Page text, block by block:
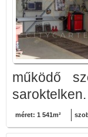
működő
méret: 1 541m²